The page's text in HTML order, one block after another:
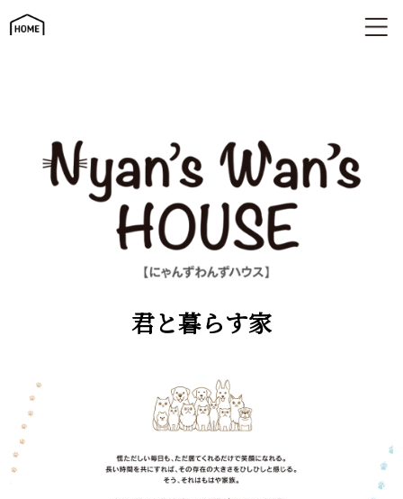
君と暮らす家 | にゃんずわんずハウス
君と暮らす家